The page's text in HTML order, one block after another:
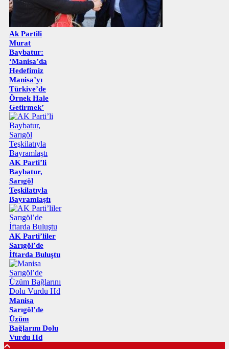
Ak Partili
Murat
Baybatur:
‘Manisa’da
Hedefimiz
Manisa’yı
Türkiye’de
Örnek Hale
Getirmek’
AK Parti’li
Baybatur,
Sarıgöl
Teşkilatıyla
Bayramlaştı
AK Parti’liler
Sarıgöl’de
İftarda Buluştu
Manisa
Sarıgöl’de
Üzüm
Bağlarını Dolu
Vurdu Hd